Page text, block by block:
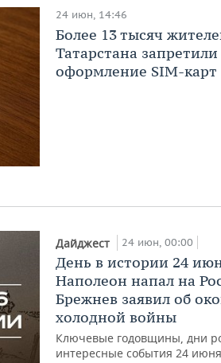
24 июн, 14:46
Более 13 тысяч
Татарстана запретили
оформление SIM-карт
Дайджест 24 июн, 00:00
День в истории 24
Наполеон напал на
Брежнев заявил об
холодной войны
Ключевые годовщины, дни
интересные события 24